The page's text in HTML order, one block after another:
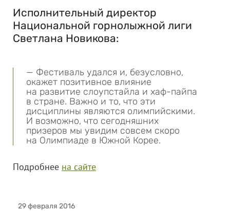
Исполнительный директор
Национальной горнолыжной лиги
Светлана Новикова:
— Фестиваль удался и, безусловно,
окажет позитивное влияние
на развитие слоупстайла и хаф-пайпа
в стране. Важно и то, что эти
дисциплины являются олимпийскими.
И возможно, что сегодняшних
призеров мы увидим совсем скоро
на Олимпиаде в Южной Корее.
Подробнее на сайте
29 февраля 2016